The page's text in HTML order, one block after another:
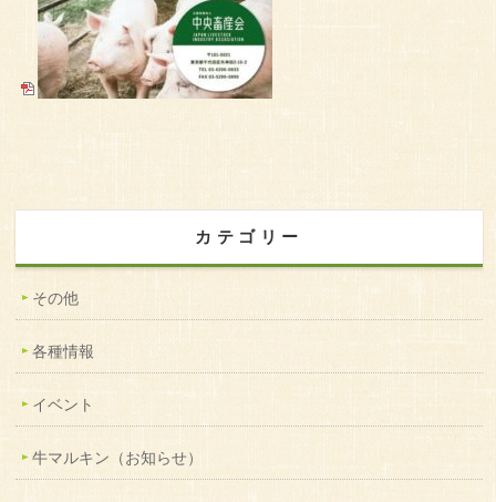
カテゴリー
その他
各種情報
イベント
牛マルキン（お知らせ）